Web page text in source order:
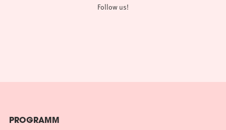
Follow us!
PROGRAMM